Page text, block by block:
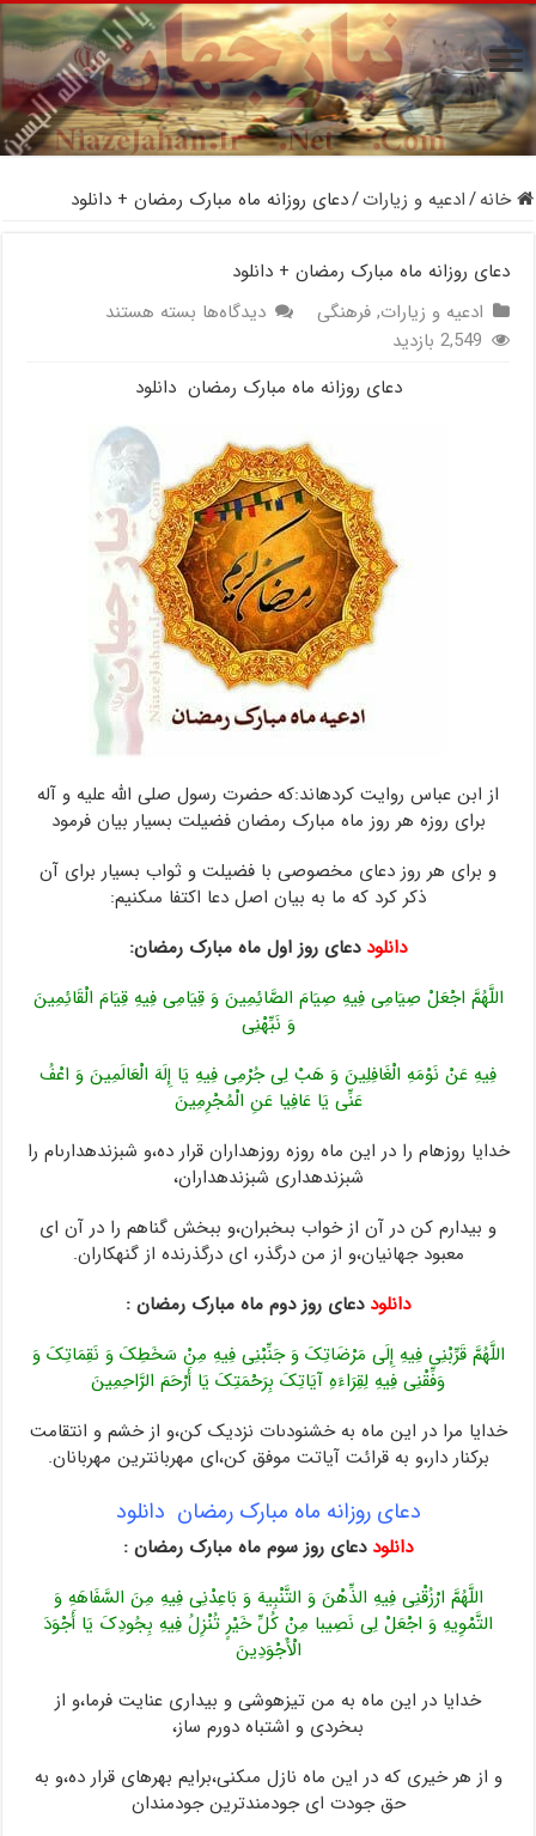
خانه/ادعیه و زیارات/دعای روزانه ماه مبارک رمضان + دانلود
دعای روزانه ماه مبارک رمضان + دانلود
ادعیه و زیارات,فرهنگی دیدگاه‌ها برای
ماه
رمضان
+
دانلود
بسته هستند
2,549 بازدید
دعای روزانه ماه مبارک رمضان دانلود
از ابن عباس روایت کرده‏اند:که حضرت رسول صلى اللّه علیه و آله
براى روزه هر روز ماه مبارک رمضان فضیلت بسیار بیان فرمود
و براى‏ هر روز دعاى مخصوصى با فضیلت و ثواب بسیار براى آن
ذکر کرد که ما به بیان اصل دعا اکتفا مى‏کنیم:
دانلود دعای روز اول ماه مبارک رمضان:
اللَّهُمَّ اجْعَلْ صِیَامِی فِیهِ صِیَامَ الصَّائِمِینَ وَ قِیَامِی فِیهِ قِیَامَ الْقَائِمِینَ
وَ نَبِّهْنِی
فِیهِ عَنْ نَوْمَهِ الْغَافِلِینَ وَ هَبْ لِی جُرْمِی فِیهِ یَا إِلَهَ الْعَالَمِینَ وَ اعْفُ
عَنِّی یَا عَافِیا عَنِ الْمُجْرِمِینَ
خدایا روزه‏ام را در این ماه روزه روزه‏داران قرار ده،و شب‏زنده‏دارى‏ام را
شب‏زنده‏دارى شب‏زنده‏داران،
و بیدارم کن در آن از خواب بى‏خبران،و ببخش گناهم را در آن اى
معبود جهانیان،و از من درگذر، اى درگذرنده از گنهکاران.
دانلود دعای روز دوم ماه مبارک رمضان :
اللَّهُمَّ قَرِّبْنِی فِیهِ إِلَى مَرْضَاتِکَ وَ جَنِّبْنِی فِیهِ مِنْ سَخَطِکَ وَ نَقِمَاتِکَ وَ
وَفِّقْنِی فِیهِ لِقِرَاءَهِ آیَاتِکَ بِرَحْمَتِکَ یَا أَرْحَمَ الرَّاحِمِینَ
خدایا مرا در این ماه به خشنودى‏ات نزدیک کن،و از خشم و انتقامت‏
برکنار دار،و به قرائت آیاتت موفق کن،اى مهربان‏ترین مهربانان.
دعای روزانه ماه مبارک رمضان دانلود
دانلود دعای روز سوم ماه مبارک رمضان :
اللَّهُمَّ ارْزُقْنِی فِیهِ الذِّهْنَ وَ التَّنْبِیهَ وَ بَاعِدْنِی فِیهِ مِنَ السَّفَاهَهِ وَ
التَّمْوِیهِ وَ اجْعَلْ لِی نَصِیبا مِنْ کُلِّ خَیْرٍ تُنْزِلُ فِیهِ بِجُودِکَ یَا أَجْوَدَ
الْأَجْوَدِینَ
خدایا در این ماه به من تیزهوشى و بیدارى عنایت فرما،و از
بى‏خردى و اشتباه دورم ساز،
و از هر خیرى که در این ماه نازل مى‏کنى،برایم بهره‏اى قرار ده،و به
حق جودت اى جودمندترین جودمندان‏